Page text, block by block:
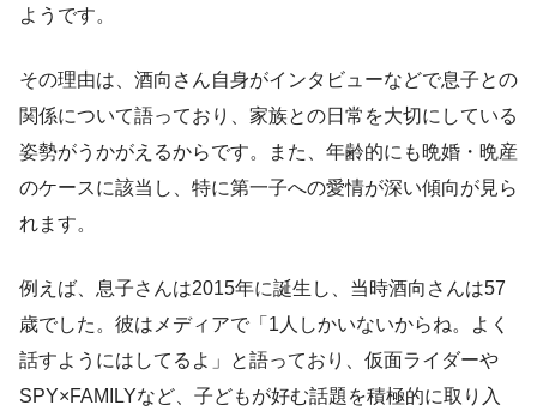
ようです。
その理由は、酒向さん自身がインタビューなどで息子との
関係について語っており、家族との日常を大切にしている
姿勢がうかがえるからです。また、年齢的にも晩婚・晩産
のケースに該当し、特に第一子への愛情が深い傾向が見ら
れます。
例えば、息子さんは2015年に誕生し、当時酒向さんは57
歳でした。彼はメディアで「1人しかいないからね。よく
話すようにはしてるよ」と語っており、仮面ライダーや
SPY×FAMILYなど、子どもが好む話題を積極的に取り入